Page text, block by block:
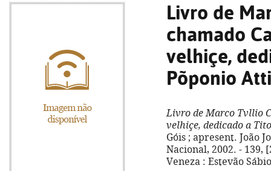
Livro de
chamado
velhiçe,
Põponio
Livro de Marco Tvllio
velhiçe, dedicado a
Góis ; apresent. João
Nacional, 2002. - 139,
Veneza : Estevão